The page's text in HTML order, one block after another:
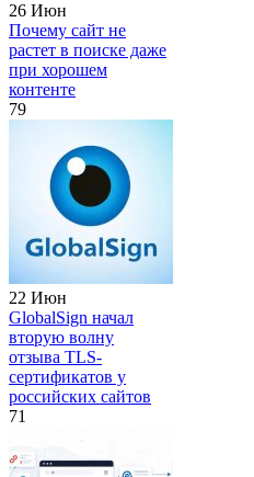
26 Июн
Почему сайт не
растет в поиске даже
при хорошем
контенте
79
22 Июн
GlobalSign начал
вторую волну
отзыва TLS-
сертификатов у
российских сайтов
71